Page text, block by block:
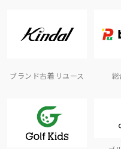
ブランド古着リユース 総